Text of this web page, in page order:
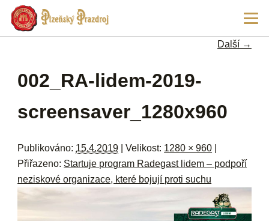
Další →
002_RA-lidem-2019-
screensaver_1280x960
Publikováno: 15.4.2019 | Velikost: 1280 × 960
Přiřazeno: Startuje program Radegast lidem – podpoří
neziskové organizace, které bojují proti suchu